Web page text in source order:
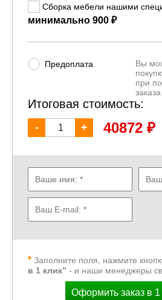
Сборка мебели нашими
минимально 900 ₽
Предоплата
Вы
при
Итоговая стоимость:
- + 40872 ₽
Оформить заказ в 1
Заполните поля, нажмите
в 1 клик” - и наши менеджеры